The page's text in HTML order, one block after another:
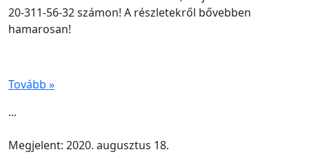
20-311-56-32 számon! A részletekről bővebben
hamarosan!
Tovább »
...
Megjelent: 2020. augusztus 18.